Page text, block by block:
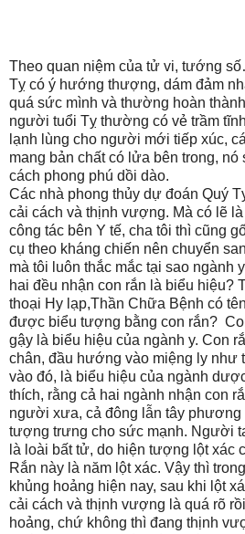
Theo quan niệm của tử vi, tướng
Tỵ có ý hướng thượng, dám đảm
quá sức mình và thường hoàn
người tuổi Tỵ thường có vẻ trầm
lạnh lùng cho người mới tiếp xúc,
mang bản chất có lửa bên trong,
cách phong phú dồi dào.
Các nhà phong thủy dự đoán Quý
cải cách và thịnh vượng. Mà có lẽ
công tác bên Y tế, cha tôi thì cũng
cụ theo kháng chiến nên chuyển
mà tôi luôn thắc mắc tại sao ngành
hai đều nhận con rắn là biểu hiệu?
thoại Hy lạp,Thần Chữa Bệnh có
được biểu tượng bằng con rắn?
gậy là biểu hiệu của ngành y. Con
chân, đầu hướng vào miệng ly như
vào đó, là biểu hiệu của ngành
thích, rằng cả hai ngành nhận con
người xưa, cả đông lẫn tây phương
tượng trưng cho sức mạnh. Người
là loài bất tử, do hiện tượng lột xác
Rắn này là năm lột xác. Vậy thì
khủng hoảng hiện nay, sau khi lột
cải cách và thịnh vượng là quá rõ
hoảng, chứ không thì đang thịnh